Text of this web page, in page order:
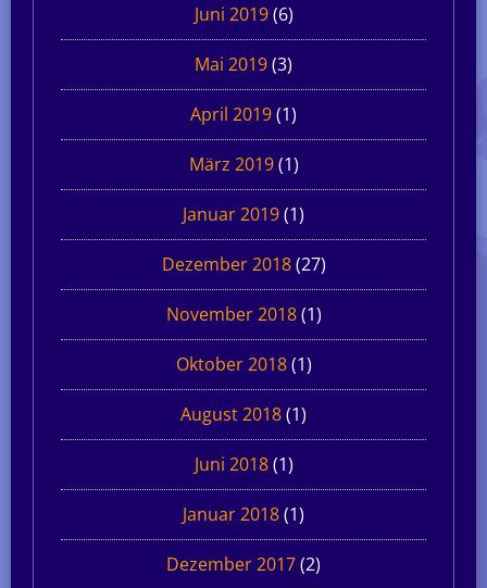
Juni 2019(6)
Mai 2019(3)
April 2019(1)
März 2019(1)
Januar 2019(1)
Dezember 2018(27)
November 2018(1)
Oktober 2018(1)
August 2018(1)
Juni 2018(1)
Januar 2018(1)
Dezember 2017(2)